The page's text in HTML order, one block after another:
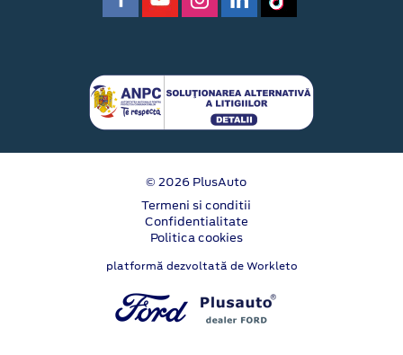
© 2026 PlusAuto
Termeni si conditii
Confidentialitate
Politica cookies
platformă dezvoltată de Workleto